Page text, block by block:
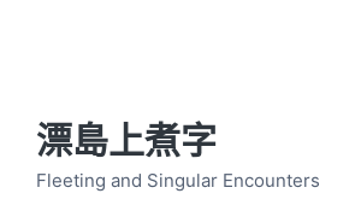
漂島上煮字
Fleeting and Singular Encounters